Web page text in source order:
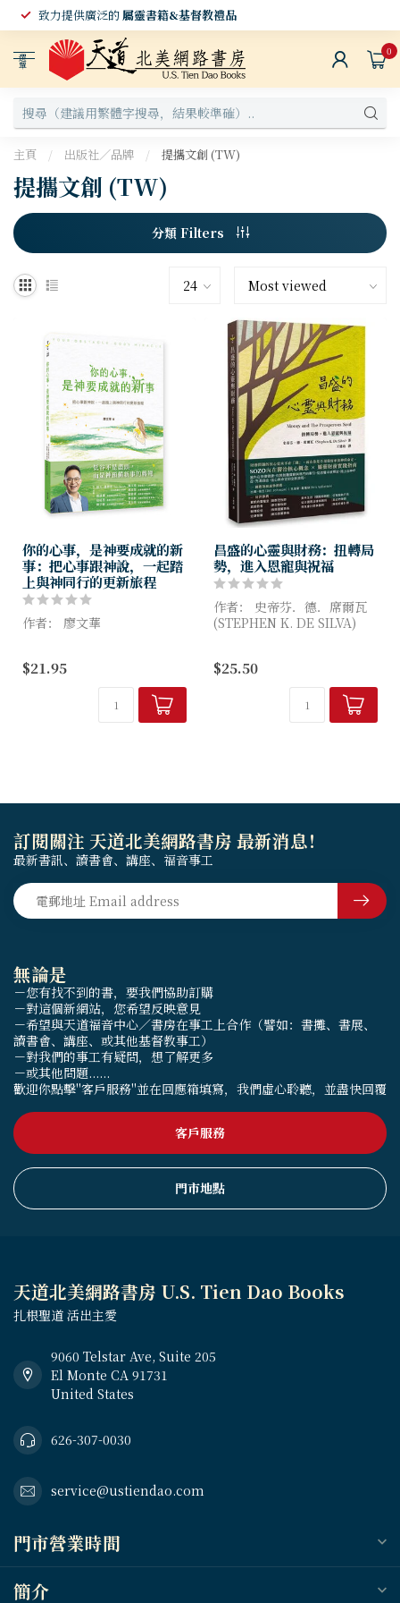
致力提供廣泛的屬靈書籍&基督教禮品
選
單
0
主頁 / 出版社／品牌 / 提攜文創 (TW)
提攜文創 (TW)
分類 Filters
你的心事，是神要成就的新
事：把心事跟神說，一起踏
上與神同行的更新旅程
作者： 廖文華
事的轉彎。
當你把心事交給神，就是踏上
$21.95
昌盛的心靈與財務：扭轉局
勢，進入恩寵與祝福
作者： 史帝芬．德．席爾瓦
(STEPHEN K. DE SILVA)
而在我們是否預備好承接神的
辨識出不自覺在...
$25.50
無論是
－您有找不到的書，要我們協助訂購
－對這個新網站，您希望反映意見
－希望與天道福音中心／書房在事工上合作（譬如：書攤、書展、
讀書會、講座、或其他基督教事工）
－對我們的事工有疑問，想了解更多
－或其他問題......
歡迎你點擊"客戶服務"並在回應箱填寫，我們虛心聆聽，並盡快回覆
客戶服務
門市地點
訂閱關注 天道北美網路書房 最新消息！
最新書訊、讀書會、講座、福音事工
天道北美網路書房 U.S. Tien Dao Books
扎根聖道 活出主愛
9060 Telstar Ave, Suite 205
El Monte CA 91731
United States
626-307-0030
service@ustiendao.com
門市營業時間
簡介